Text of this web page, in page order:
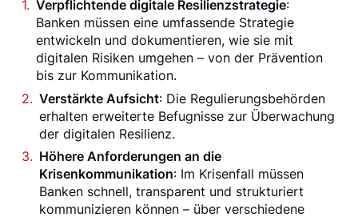
Verpflichtende digitale Resilienzstrategie:
Banken müssen eine umfassende Strategie
entwickeln und dokumentieren, wie sie mit
digitalen Risiken umgehen – von der Prävention
bis zur Kommunikation.
Verstärkte Aufsicht: Die Regulierungsbehörden
erhalten erweiterte Befugnisse zur Überwachung
der digitalen Resilienz.
Höhere Anforderungen an die
Krisenkommunikation: Im Krisenfall müssen
Banken schnell, transparent und strukturiert
kommunizieren können – über verschiedene